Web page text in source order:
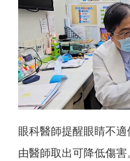
眼科醫師提醒眼睛不
由醫師取出可降低傷害